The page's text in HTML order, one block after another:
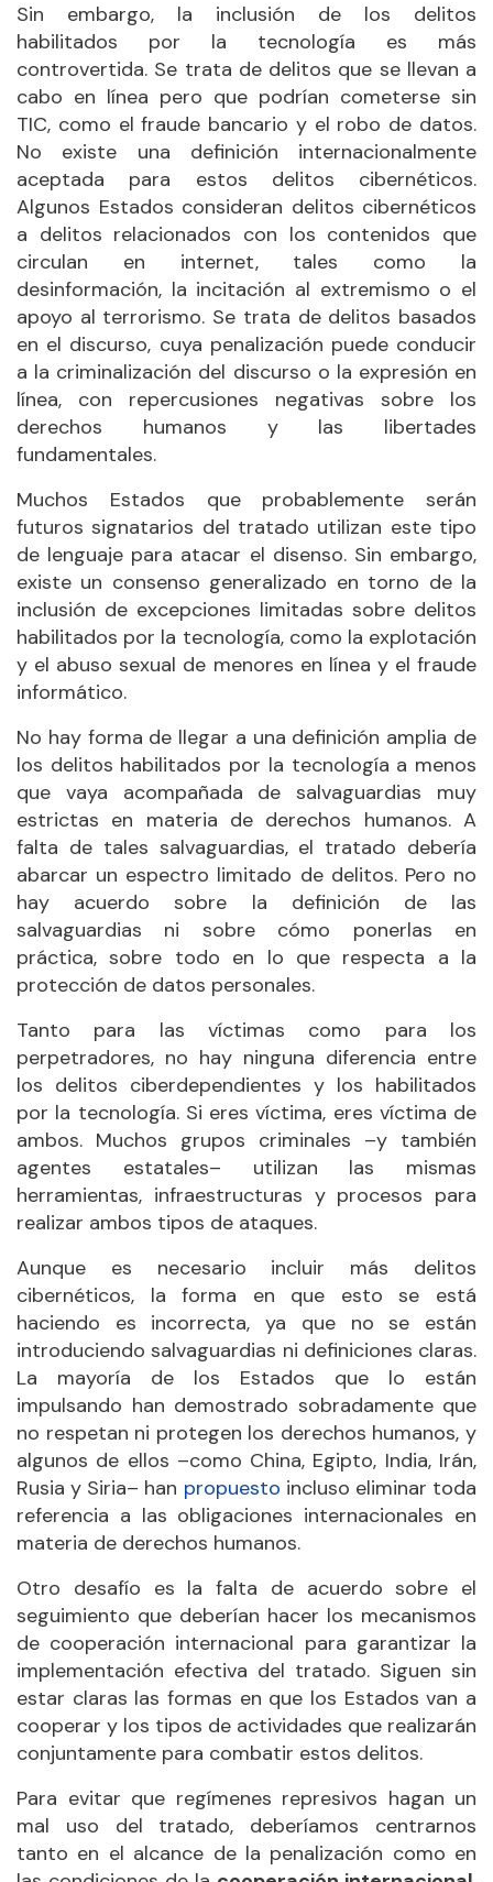
Sin embargo, la inclusión de los delitos
habilitados por la tecnología es más
controvertida. Se trata de delitos que se llevan a
cabo en línea pero que podrían cometerse sin
TIC, como el fraude bancario y el robo de datos.
No existe una definición internacionalmente
aceptada para estos delitos cibernéticos.
Algunos Estados consideran delitos cibernéticos
a delitos relacionados con los contenidos que
circulan en internet, tales como la
desinformación, la incitación al extremismo o el
apoyo al terrorismo. Se trata de delitos basados
en el discurso, cuya penalización puede conducir
a la criminalización del discurso o la expresión en
línea, con repercusiones negativas sobre los
derechos humanos y las libertades
fundamentales.
Muchos Estados que probablemente serán
futuros signatarios del tratado utilizan este tipo
de lenguaje para atacar el disenso. Sin embargo,
existe un consenso generalizado en torno de la
inclusión de excepciones limitadas sobre delitos
habilitados por la tecnología, como la explotación
y el abuso sexual de menores en línea y el fraude
informático.
No hay forma de llegar a una definición amplia de
los delitos habilitados por la tecnología a menos
que vaya acompañada de salvaguardias muy
estrictas en materia de derechos humanos. A
falta de tales salvaguardias, el tratado debería
abarcar un espectro limitado de delitos. Pero no
hay acuerdo sobre la definición de las
salvaguardias ni sobre cómo ponerlas en
práctica, sobre todo en lo que respecta a la
protección de datos personales.
Tanto para las víctimas como para los
perpetradores, no hay ninguna diferencia entre
los delitos ciberdependientes y los habilitados
por la tecnología. Si eres víctima, eres víctima de
ambos. Muchos grupos criminales –y también
agentes estatales– utilizan las mismas
herramientas, infraestructuras y procesos para
realizar ambos tipos de ataques.
Aunque es necesario incluir más delitos
cibernéticos, la forma en que esto se está
haciendo es incorrecta, ya que no se están
introduciendo salvaguardias ni definiciones claras.
La mayoría de los Estados que lo están
impulsando han demostrado sobradamente que
no respetan ni protegen los derechos humanos, y
algunos de ellos –como China, Egipto, India, Irán,
Rusia y Siria– han propuesto incluso eliminar toda
referencia a las obligaciones internacionales en
materia de derechos humanos.
Otro desafío es la falta de acuerdo sobre el
seguimiento que deberían hacer los mecanismos
de cooperación internacional para garantizar la
implementación efectiva del tratado. Siguen sin
estar claras las formas en que los Estados van a
cooperar y los tipos de actividades que realizarán
conjuntamente para combatir estos delitos.
Para evitar que regímenes represivos hagan un
mal uso del tratado, deberíamos centrarnos
tanto en el alcance de la penalización como en